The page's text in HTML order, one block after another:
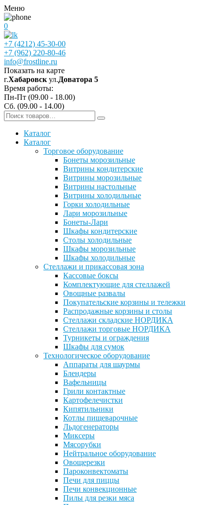
Меню
0
+7 (4212) 45-30-00
+7 (962) 220-80-46
info@frostline.ru
Показать на карте
г.Хабаровск ул.Доватора 5
Время работы:
Пн-Пт (09.00 - 18.00)
Сб. (09.00 - 14.00)
Каталог
Каталог
Торговое оборудование
Бонеты морозильные
Витрины кондитерские
Витрины морозильные
Витрины настольные
Витрины холодильные
Горки холодильные
Лари морозильные
Бонеты-Лари
Шкафы кондитерские
Столы холодильные
Шкафы морозильные
Шкафы холодильные
Стеллажи и прикассовая зона
Кассовые боксы
Комплектующие для стеллажей
Овощные развалы
Покупательские корзины и тележки
Распродажные корзины и столы
Стеллажи складские НОРДИКА
Стеллажи торговые НОРДИКА
Турникеты и ограждения
Шкафы для сумок
Технологическое оборудование
Аппараты для шаурмы
Блендеры
Вафельницы
Грили контактные
Картофелечистки
Кипятильники
Котлы пищеварочные
Льдогенераторы
Миксеры
Мясорубки
Нейтральное оборудование
Овощерезки
Пароконвектоматы
Печи для пиццы
Печи конвекционные
Пилы для резки мяса